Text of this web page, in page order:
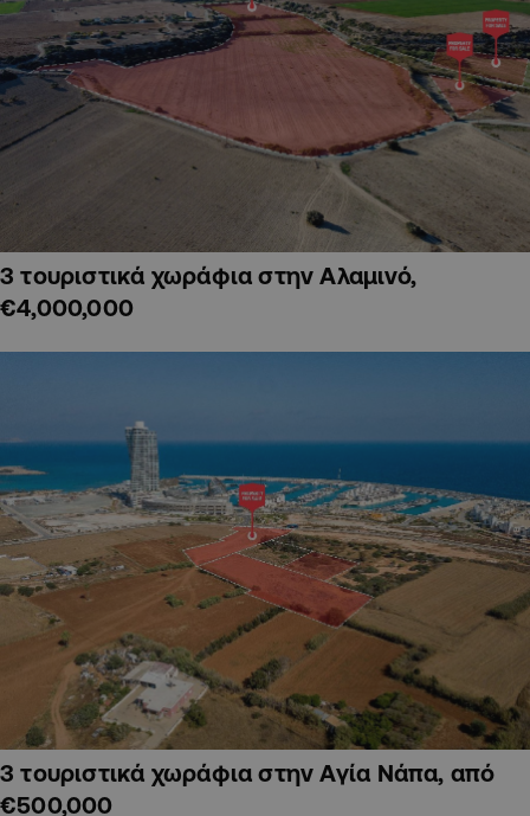
3 τουριστικά χωράφια στην Αλαμινό,
€4,000,000
3 τουριστικά χωράφια στην Αγία Νάπα, από
€500,000